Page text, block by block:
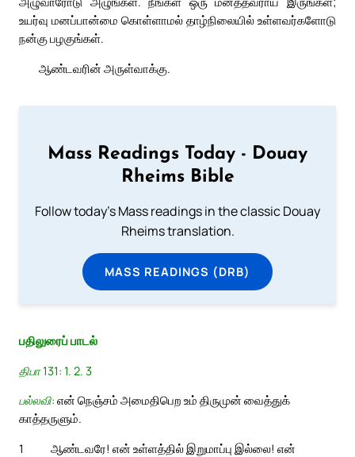
உயர்வு மனப்பான்மை கொள்ளாமல் தாழ்நிலையில் உள்ளவர்களோடு
நன்கு பழகுங்கள்.
ஆண்டவரின் அருள்வாக்கு.
Mass Readings Today - Douay
Rheims Bible
Follow today's Mass readings in the classic Douay
Rheims translation.
MASS READINGS (DRB)
பதிலுரைப் பாடல்
திபா 131: 1. 2. 3
பல்லவி: என் நெஞ்சம் அமைதிபெற உம் திருமுன் வைத்துக்
காத்தருளும்.
1
ஆண்டவரே! என் உள்ளத்தில் இறுமாப்பு இல்லை! என்